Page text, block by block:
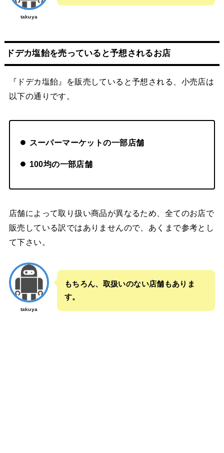
takuya
ドデカ塩飴を売っていると予想されるお店
『ドデカ塩飴』を販売していると予想される、小売店は
以下の通りです。
スーパーマーケットの一部店舗
100均の一部店舗
店舗によって取り扱い商品が異なるため、全てのお店で
販売している訳ではありませんので、あくまで参考とし
て下さい。
takuya
もちろん、取扱いのない店舗もありま
す。